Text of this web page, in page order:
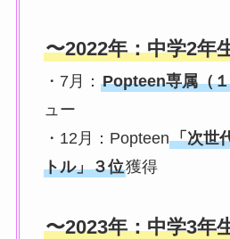
〜2022年：中学2年
・7月： Popteen専属（
ュー
・12月：Popteen「次世
トル」３位獲得
〜2023年：中学3年